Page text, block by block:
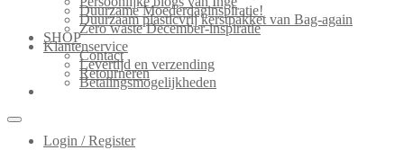
Duurzame Moederdaginspiratie!
Duurzaam plasticvrij kerstpakket van Bag-again
Zero waste December-inspiratie
SHOP
Klantenservice
Contact
Levertijd en verzending
Retourneren
Betalingsmogelijkheden
Login / Register